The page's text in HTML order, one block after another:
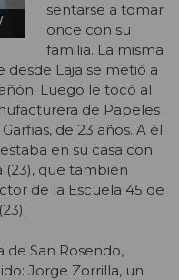
sentarse a tomar
once con su
familia. La misma
Laja se metió a
Luego le tocó al
de Papeles
de 23 años. A él
en su casa con
(23), que también
de la Escuela 45 de
de San Rosendo,
Jorge Zorrilla, un